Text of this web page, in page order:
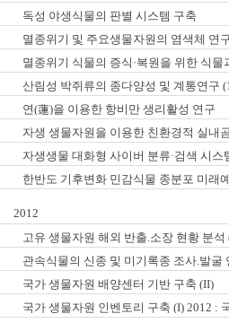
독성 야생식물의 판별 시스템 구축
멸종위기 및 주요생물자원의 염색체 연
멸종위기 식물의 증식·복원을 위한 식
산림성 박쥐류의 종다양성 및 계통연구
연(蓮)을 이용한 항비만 생리활성 연구
자생 생물자원을 이용한 친환경적 실내
곰팡이 현황 및 검출법 개발
자생생물 대화형 사이버 분류·검색 시스
한반도 기후변화 민감식물 종분포 미래
2012
고유 생물자원 해외 반출.소장 현황 분석
관속식물의 신종 및 미기록종 조사.발굴
국가 생물자원 배양센터 기반 구축 (II)
국가 생물자원 인벤토리 구축 (I) 2012 :